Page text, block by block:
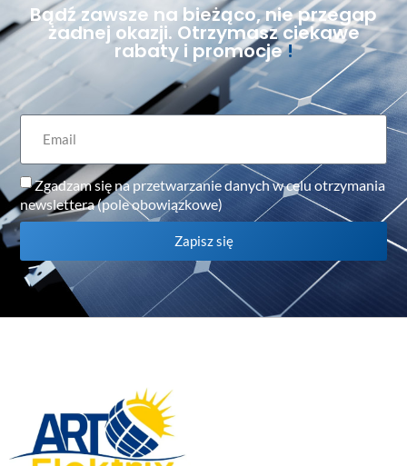
Bądź zawsze na bieżąco, nie przegap
żadnej okazji. Otrzymasz ciekawe
rabaty i promocje!
Zgadzam się na przetwarzanie danych w celu otrzymania
newslettera (pole obowiązkowe)
Zapisz się